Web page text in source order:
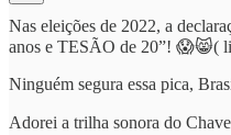
Nas eleições de 2022, a
anos e TESÃO de 20”! 😱😸(
Ninguém segura essa pica,
Adorei a trilha sonora do